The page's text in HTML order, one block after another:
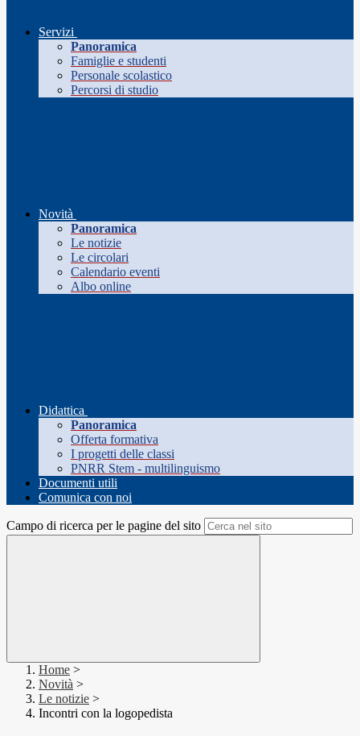
Servizi
Panoramica
Famiglie e studenti
Personale scolastico
Percorsi di studio
Novità
Panoramica
Le notizie
Le circolari
Calendario eventi
Albo online
Didattica
Panoramica
Offerta formativa
I progetti delle classi
PNRR Stem - multilinguismo
Documenti utili
Comunica con noi
Campo di ricerca per le pagine del sito
Home >
Novità >
Le notizie >
Incontri con la logopedista